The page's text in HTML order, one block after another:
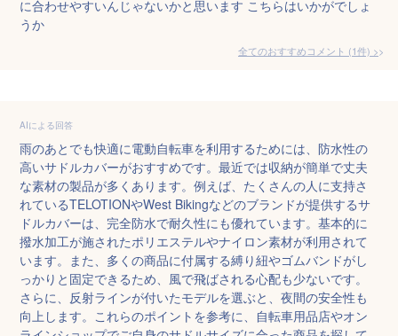
に合わせやすいんじゃないかと思います こちらはいかがでしょ
うか
全てのおすすめコメント (1件) >
AIによる回答
雨のあとでも快適に電動自転車を利用するためには、防水性の
高いサドルカバーがおすすめです。最近では収納が簡単で丈夫
な素材の製品が多くあります。例えば、たくさんの人に支持さ
れているTELOTIONやWest Bikingなどのブランドが提供するサ
ドルカバーは、完全防水で耐久性にも優れています。基本的に
撥水加工が施されたポリエステルやナイロン素材が利用されて
います。また、多くの商品に付属する縛り紐やゴムバンドがし
っかりと固定できるため、風で飛ばされる心配も少ないです。
さらに、反射ラインが付いたモデルを選ぶと、夜間の安全性も
向上します。これらのポイントを参考に、自転車用品店やオン